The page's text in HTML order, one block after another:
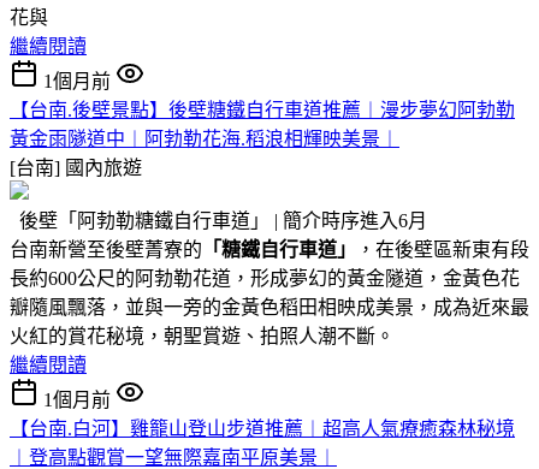
花與
繼續閱讀
1個月前
【台南.後壁景點】後壁糖鐵自行車道推薦︱漫步夢幻阿勃勒
黃金雨隧道中︱阿勃勒花海.稻浪相輝映美景︱
[台南] 國內旅遊
後壁「阿勃勒糖鐵自行車道」 | 簡介時序進入6月
台南新營至後壁菁寮的 「糖鐵自行車道」
，在後壁區新東有段
長約600公尺的阿勃勒花道，形成夢幻的黃金隧道，金黃色花
瓣隨風飄落，並與一旁的金黃色稻田相映成美景，成為近來最
火紅的賞花秘境，朝聖賞遊、拍照人潮不斷。
繼續閱讀
1個月前
【台南.白河】雞籠山登山步道推薦︱超高人氣療癒森林秘境
︱登高點觀賞一望無際嘉南平原美景︱